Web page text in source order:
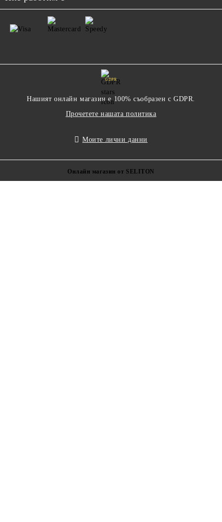
GDPR
Нашият онлайн магазин е 100% съобразен с GDPR.
Прочетете нашата политика
Моите лични данни
Онлайн магазин от SELITON